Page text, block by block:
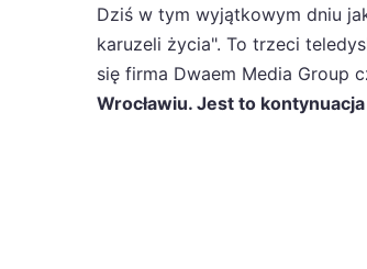
Dziś w tym wyjątkowym dniu
karuzeli życia". To trzeci
się firma Dwaem Media Group
Wrocławiu. Jest to